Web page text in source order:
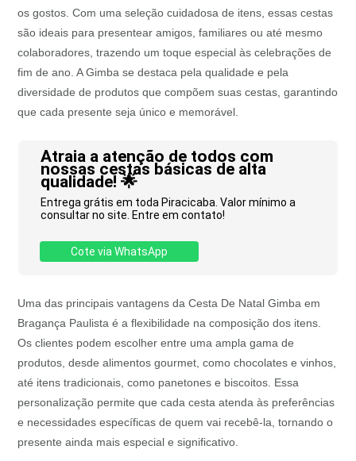
os gostos. Com uma seleção cuidadosa de itens, essas cestas
são ideais para presentear amigos, familiares ou até mesmo
colaboradores, trazendo um toque especial às celebrações de
fim de ano. A Gimba se destaca pela qualidade e pela
diversidade de produtos que compõem suas cestas, garantindo
que cada presente seja único e memorável.
Atraia a atenção de todos com
nossas cestas básicas de alta
qualidade! 🌟
Entrega grátis em toda Piracicaba. Valor mínimo a
consultar no site. Entre em contato!
Cote via WhatsApp
Uma das principais vantagens da Cesta De Natal Gimba em
Bragança Paulista é a flexibilidade na composição dos itens.
Os clientes podem escolher entre uma ampla gama de
produtos, desde alimentos gourmet, como chocolates e vinhos,
até itens tradicionais, como panetones e biscoitos. Essa
personalização permite que cada cesta atenda às preferências
e necessidades específicas de quem vai recebê-la, tornando o
presente ainda mais especial e significativo.